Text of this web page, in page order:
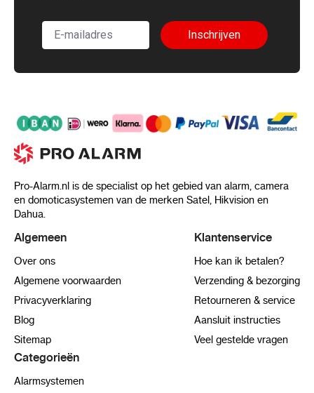
Inschrijven
Pro-Alarm.nl is de specialist op het gebied van alarm, camera
en domoticasystemen van de merken Satel, Hikvision en
Dahua.
Algemeen
Over ons
Algemene voorwaarden
Privacyverklaring
Blog
Sitemap
Klantenservice
Hoe kan ik betalen?
Verzending & bezorging
Retourneren & service
Aansluit instructies
Veel gestelde vragen
Categorieën
Alarmsystemen